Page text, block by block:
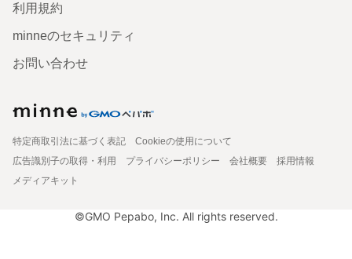
利用規約
minneのセキュリティ
お問い合わせ
特定商取引法に基づく表記
Cookieの使用について
広告識別子の取得・利用
プライバシーポリシー 会社概要
採用情報
メディアキット
©GMO Pepabo, Inc. All rights reserved.